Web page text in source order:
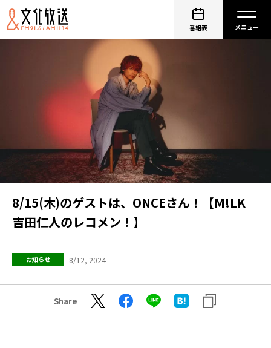
番組表
8/15(木)のゲストは、ONCEさん！【M!LK
吉田仁人のレコメン！】
お知らせ 8/12, 2024
Share